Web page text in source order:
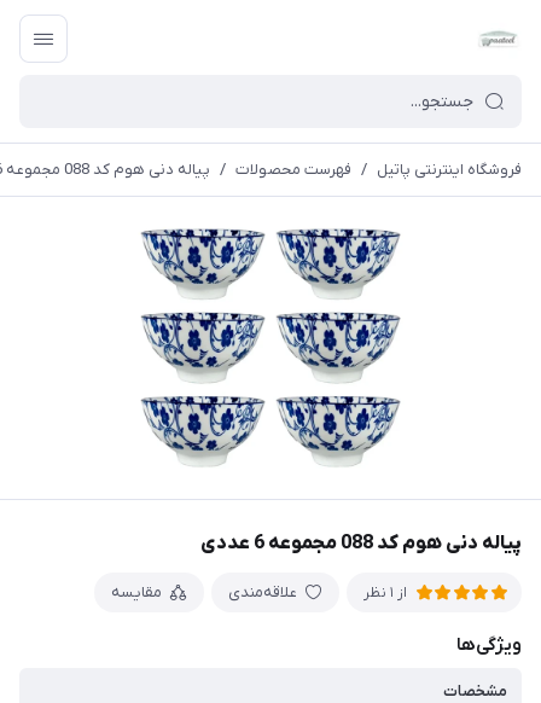
فروشگاه اینترنتی پاتیل / فهرست محصولات / پیاله دنی هوم کد 088 مجموعه 6 عددی
پیاله دنی هوم کد 088 مجموعه 6 عددی
از 1 نظر علاقه‌مندی مقایسه
ویژگی‌ها
مشخصات